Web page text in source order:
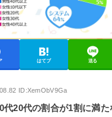
はてブ 送る
ID:XemObV9Ga
代20代の割合が1割に満た